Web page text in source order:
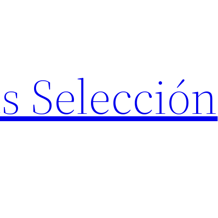
Selección